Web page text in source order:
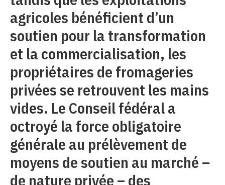
agricoles bénéficient d’un
soutien pour la transformation
et la commercialisation, les
propriétaires de fromageries
privées se retrouvent les mains
vides. Le Conseil fédéral a
octroyé la force obligatoire
générale au prélèvement de
moyens de soutien au marché –
de nature privée – des